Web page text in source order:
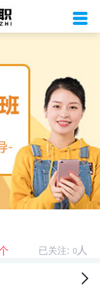
已关注: 0 人